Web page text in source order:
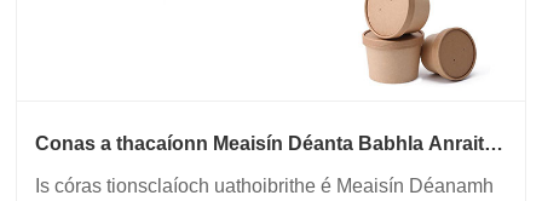
Conas a thacaíonn Meaisín Déanta Babhla Anraith
Is córas tionsclaíoch uathoibrithe é Meaisín Déanamh